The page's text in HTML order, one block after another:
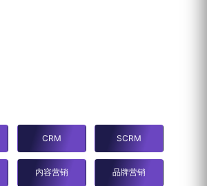
CRM SCRM
内容营销 品牌营销